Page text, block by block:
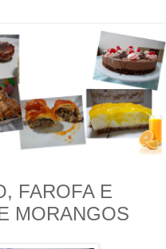
FAROFA E
MORANGOS